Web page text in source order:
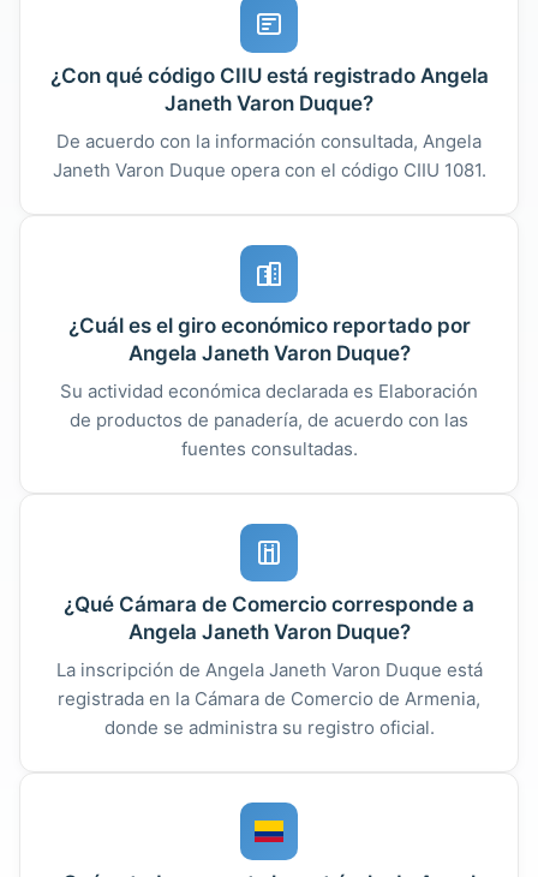
¿Con qué código CIIU está registrado Angela
Janeth Varon Duque?
De acuerdo con la información consultada, Angela
Janeth Varon Duque opera con el código CIIU 1081.
¿Cuál es el giro económico reportado por
Angela Janeth Varon Duque?
Su actividad económica declarada es Elaboración
de productos de panadería, de acuerdo con las
fuentes consultadas.
¿Qué Cámara de Comercio corresponde a
Angela Janeth Varon Duque?
La inscripción de Angela Janeth Varon Duque está
registrada en la Cámara de Comercio de Armenia,
donde se administra su registro oficial.